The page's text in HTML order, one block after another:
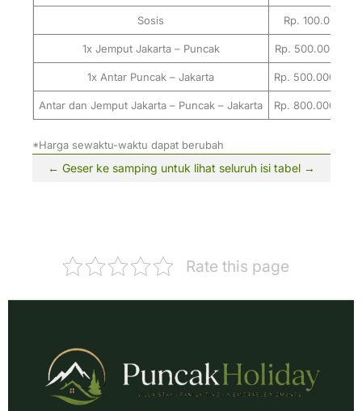
Sosis Rp. 100.000 /
1x Jemput Jakarta – Puncak Rp. 500.000 / 6
1x Antar Puncak – Jakarta Rp. 500.000 / 6
Antar dan Jemput Jakarta – Puncak – Jakarta Rp. 800.000 / 6
*Harga sewaktu-waktu dapat berubah
Rate this page